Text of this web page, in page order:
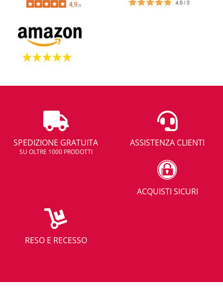
SPEDIZIONE GRATUITA
SU OLTRE 1000 PRODOTTI
ASSISTENZA CLIENTI
ACQUISTI SICURI
RESO E RECESSO